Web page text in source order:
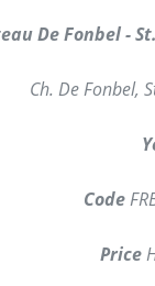
De Fonbel -
Ch. De Fonbel,
Code
Price